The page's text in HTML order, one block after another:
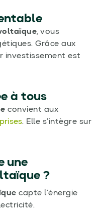
, vous
Grâce aux
investissement est
à tous
convient aux
. Elle s’intègre sur
une
?
capte l’énergie